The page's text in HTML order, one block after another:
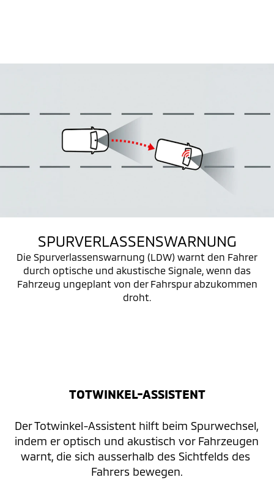
SPURVERLASSENSWARNUNG
Die Spurverlassenswarnung (LDW) warnt den Fahrer
durch optische und akustische Signale, wenn das
Fahrzeug ungeplant von der Fahrspur abzukommen
droht.
TOTWINKEL-ASSISTENT
Der Totwinkel-Assistent hilft beim Spurwechsel,
indem er optisch und akustisch vor Fahrzeugen
warnt, die sich ausserhalb des Sichtfelds des
Fahrers bewegen.